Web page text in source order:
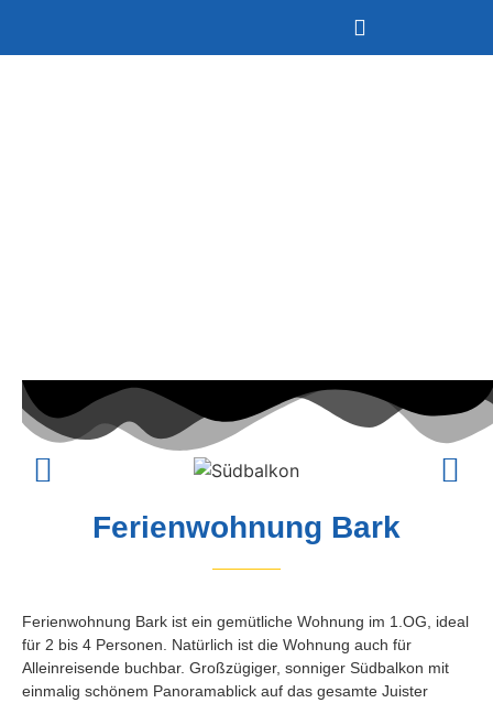
Ferienwohnung Bark
Ferienwohnung Bark ist ein gemütliche Wohnung im 1.OG, ideal
für 2 bis 4 Personen. Natürlich ist die Wohnung auch für
Alleinreisende buchbar. Großzügiger, sonniger Südbalkon mit
einmalig schönem Panoramablick auf das gesamte Juister